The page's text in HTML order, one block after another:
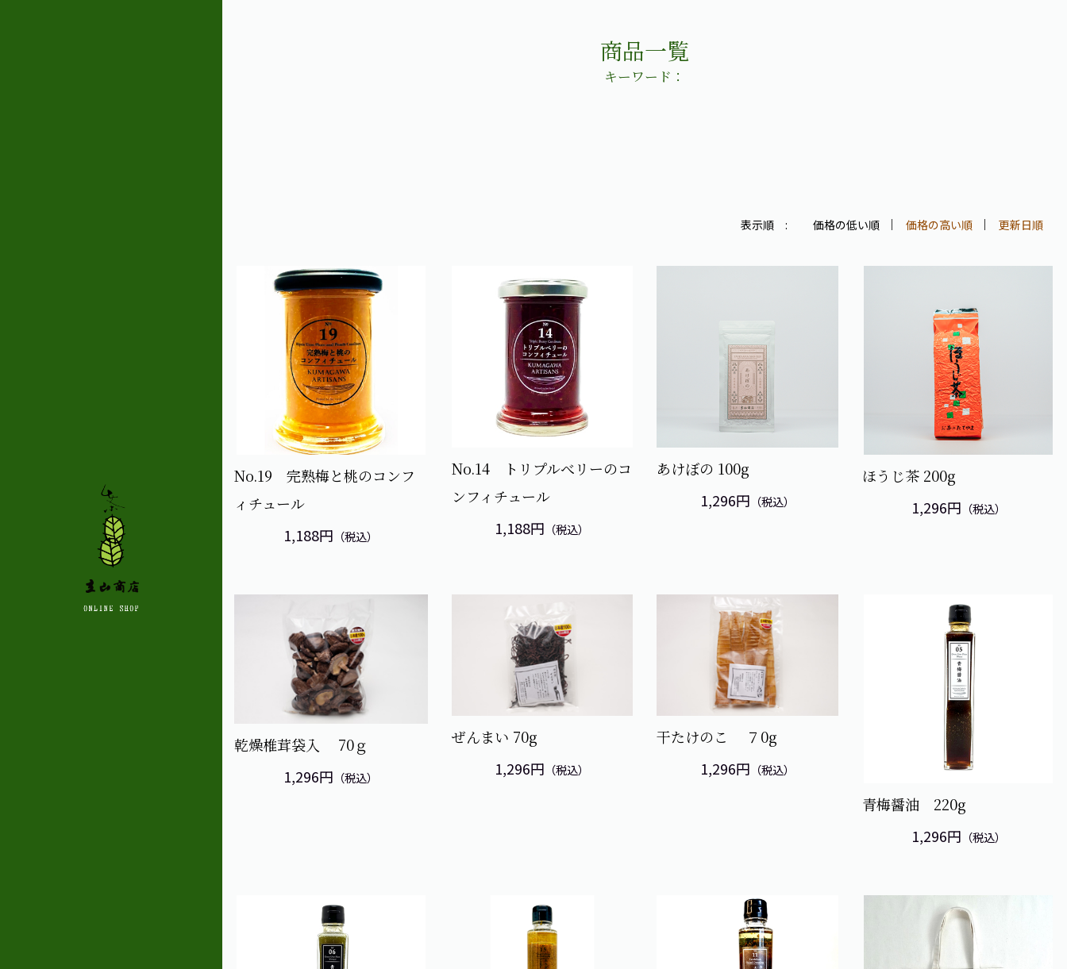
商品一覧
キーワード：
表示順 : 価格の低い順 価格の高い順 更新日順
No.19 完熟梅と桃のコンフ
ィチュール
1,188円 （税込）
No.14 トリプルべリーのコ
ンフィチュール
1,188円 （税込）
あけぼの 100g
1,296円 （税込）
ほうじ茶 200g
1,296円 （税込）
乾燥椎茸袋入 70ｇ
1,296円 （税込）
ぜんまい 70g
1,296円 （税込）
干たけのこ ７0g
1,296円 （税込）
青梅醤油 220g
1,296円 （税込）